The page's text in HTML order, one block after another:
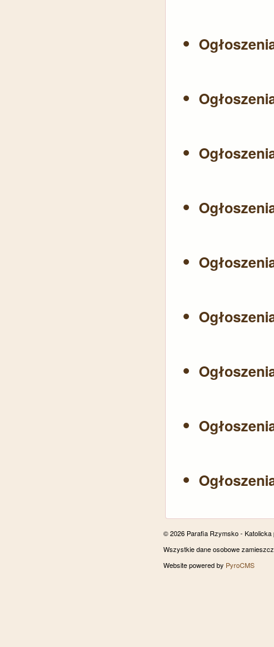
© 2026 Parafia Rzymsko -
Wszystkie dane osobowe
Website powered by PyroCMS